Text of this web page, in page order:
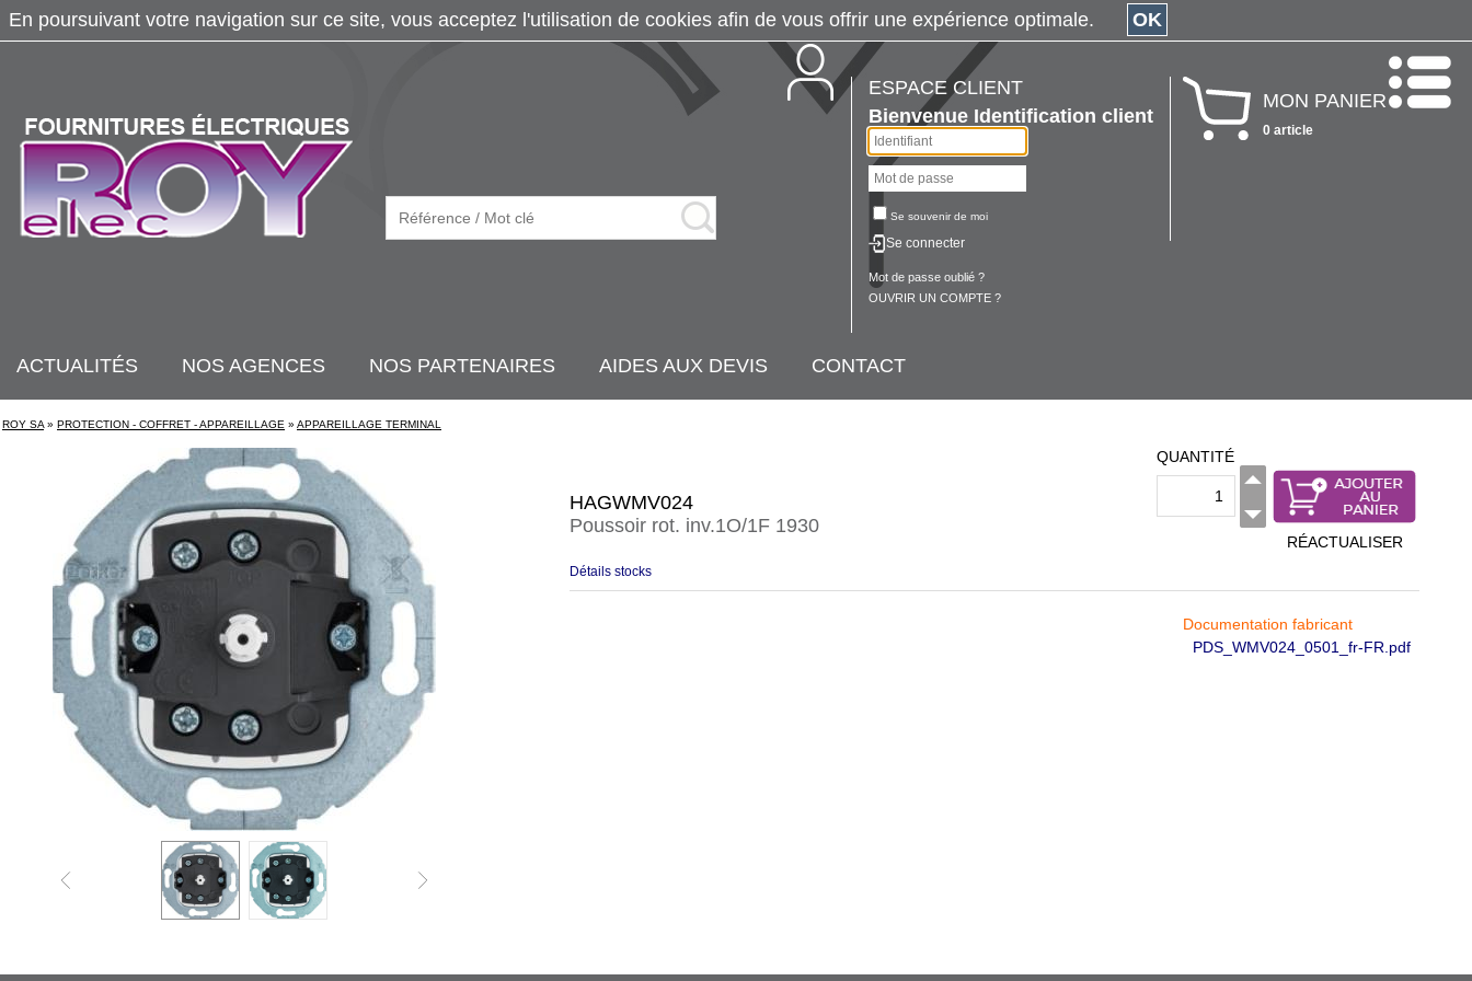
ESPACE CLIENT
Bienvenue Identification client
Se souvenir de moi
Se connecter
Mot de passe oublié ?
OUVRIR UN COMPTE ?
MON PANIER
0 article
ACTUALITÉS NOS AGENCES NOS PARTENAIRES AIDES AUX DEVIS CONTACT
ROY SA » PROTECTION - COFFRET - APPAREILLAGE » APPAREILLAGE TERMINAL
HAGWMV024
Poussoir rot. inv.1O/1F 1930
QUANTITÉ
RÉACTUALISER
Détails stocks
Documentation fabricant
PDS_WMV024_0501_fr-FR.pdf
En poursuivant votre navigation sur ce site, vous acceptez l'utilisation de cookies afin de vous offrir une expérience optimale. OK